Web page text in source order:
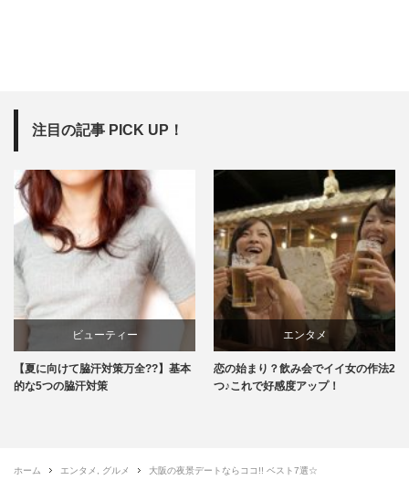
注目の記事 PICK UP！
ビューティー
【夏に向けて脇汗対策万全??】基本
的な5つの脇汗対策
エンタメ
恋の始まり？飲み会でイイ女の作法2
つ♪これで好感度アップ！
ホーム エンタメ グルメ 大阪の夜景デートならココ!! ベスト7選☆